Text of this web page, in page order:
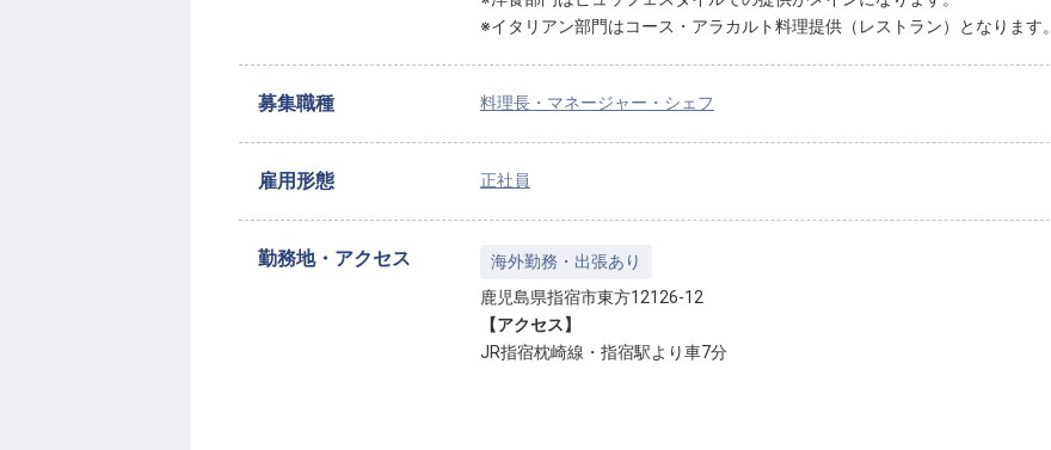
※イタリアン部門はコース・アラカルト料理提供（レストラン）となります。
募集職種 料理長・マネージャー・シェフ
雇用形態 正社員
勤務地・アクセス
海外勤務・出張あり
鹿児島県指宿市東方12126-12
【アクセス】
JR指宿枕崎線・指宿駅より車7分